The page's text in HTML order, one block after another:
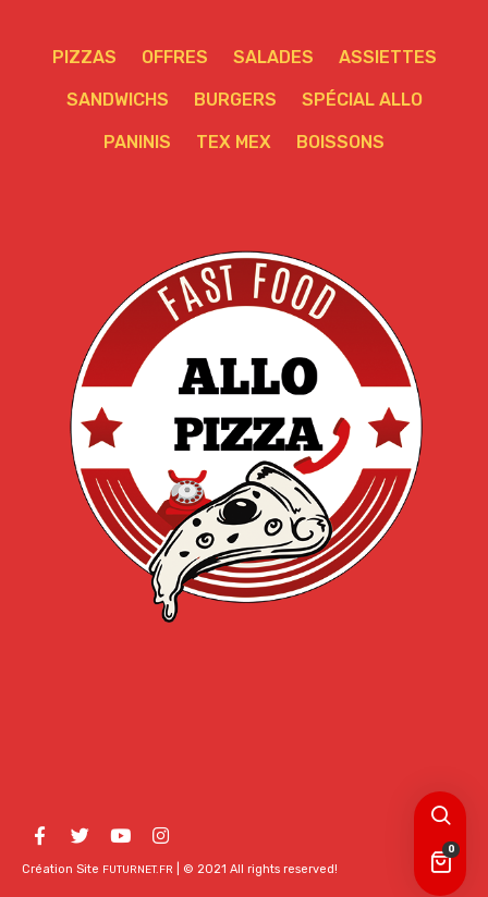
0
PIZZAS OFFRES SALADES ASSIETTES
SANDWICHS BURGERS SPÉCIAL ALLO
PANINIS TEX MEX BOISSONS
Création Site FUTURNET.FR | © 2021 All rights reserved!